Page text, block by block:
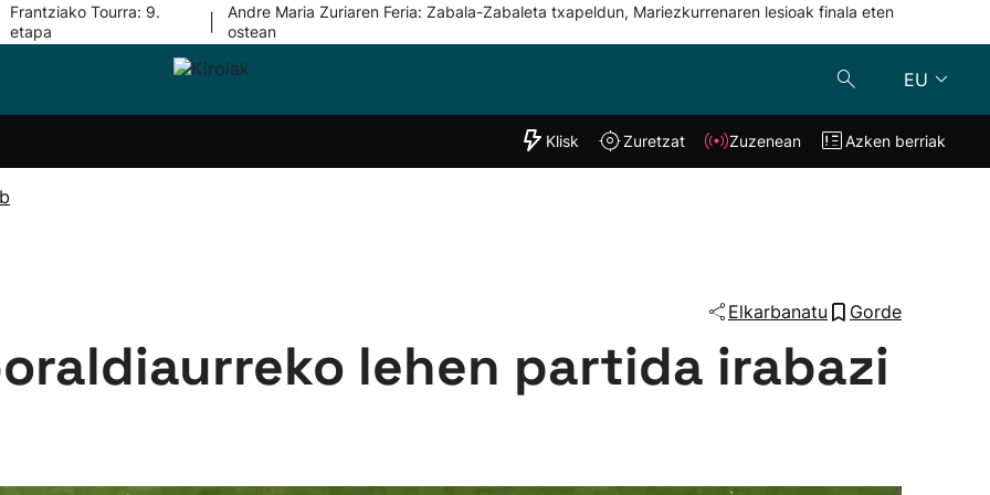
Frantziako Tourra: 9.
etapa
Andre Maria Zuriaren Feria: Zabala-Zabaleta txapeldun, Mariezkurrenaren lesioak finala eten
ostean
EU
Taldeak
"Helmuga"
Klisk Zuzenean
Klisk Zuretzat Zuzenean Azken berriak
Elkarbanatu Gorde
lehen partida irabazi